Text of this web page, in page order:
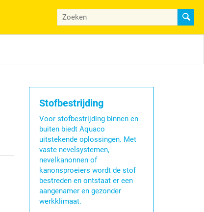
Stofbestrijding
Voor stofbestrijding binnen en
buiten biedt Aquaco
uitstekende oplossingen. Met
vaste nevelsystemen,
nevelkanonnen of
kanonsproeiers wordt de stof
bestreden en ontstaat er een
aangenamer en gezonder
werkklimaat.